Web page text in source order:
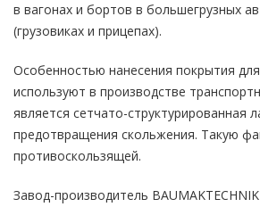
в вагонах и бортов в большегрузных
(грузовиках и прицепах).
Особенностью нанесения покрытия
используют в производстве
является сетчато-структурированная
предотвращения скольжения. Такую
противоскользящей.
Завод-производитель